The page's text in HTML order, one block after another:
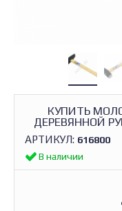
КУПИТЬ
ДЕРЕВЯННОЙ
АРТИКУЛ: 616800
В наличии